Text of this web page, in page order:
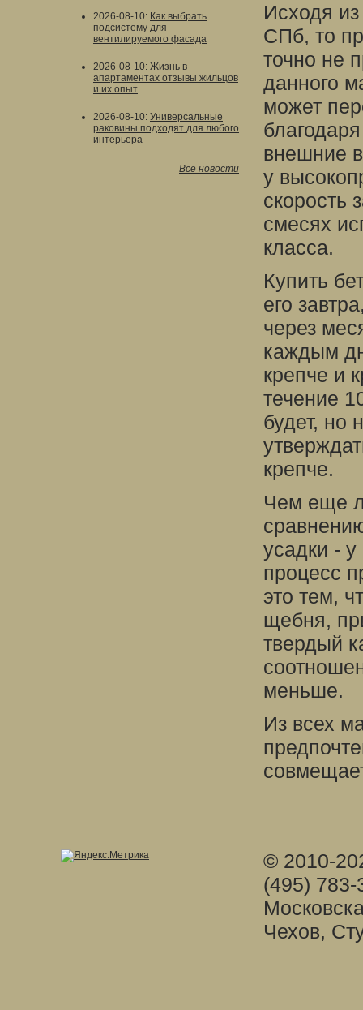
2026-08-10: Как выбрать
подсистему для
вентилируемого фасада
2026-08-10: Жизнь в
апартаментах отзывы жильцов
и их опыт
2026-08-10: Универсальные
раковины подходят для любого
интерьера
Все новости
Исходя
СПб, то
точно не
данного
может
внешние
у
скорость
смесях
класса.
Купить
его
через
каждым
крепче и
течение
будет, но
крепче.
Чем еще
усадки -
процесс
это тем,
щебня,
твердый
меньше.
Из всех
© 2010-
(495)
Чехов,